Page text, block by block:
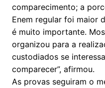
comparecimento; a
Enem regular foi maior
é muito importante.
organizou para a
custodiados se
comparecer”, afirmou.
As provas seguiram o